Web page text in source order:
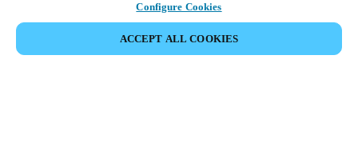
Configure Cookies
ACCEPT ALL COOKIES